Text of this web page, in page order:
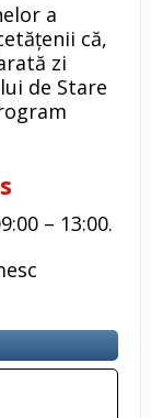
a
că,
zi
de Stare
– 13:00.